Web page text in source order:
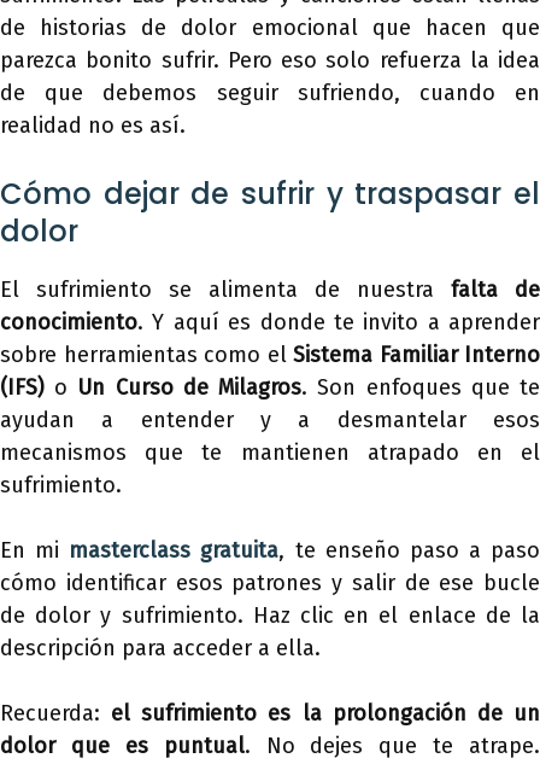
de historias de dolor emocional que hacen que
parezca bonito sufrir. Pero eso solo refuerza la idea
de que debemos seguir sufriendo, cuando en
realidad no es así.
Cómo dejar de sufrir y traspasar el
dolor
El sufrimiento se alimenta de nuestra falta de
conocimiento. Y aquí es donde te invito a aprender
sobre herramientas como el Sistema Familiar Interno
(IFS) o Un Curso de Milagros. Son enfoques que te
ayudan a entender y a desmantelar esos
mecanismos que te mantienen atrapado en el
sufrimiento.
En mi masterclass gratuita, te enseño paso a paso
cómo identificar esos patrones y salir de ese bucle
de dolor y sufrimiento. Haz clic en el enlace de la
descripción para acceder a ella.
Recuerda: el sufrimiento es la prolongación de un
dolor que es puntual. No dejes que te atrape.